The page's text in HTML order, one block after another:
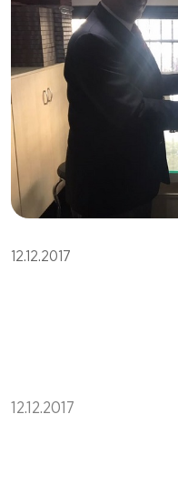
12.12.2017
12.12.2017